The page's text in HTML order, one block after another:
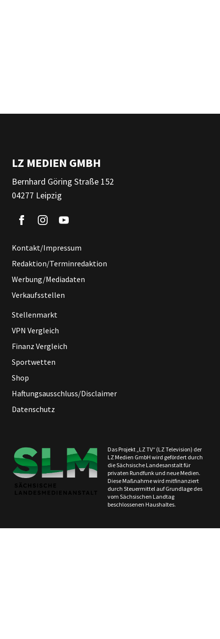
LZ MEDIEN GMBH
Bernhard Göring Straße 152
04277 Leipzig
Kontakt/Impressum
Redaktion/Terminredaktion
Werbung/Mediadaten
Verkaufsstellen
Stellenmarkt
VPN Vergleich
Finanz Vergleich
Sportwetten
Shop
Haftungsausschluss/Disclaimer
Datenschutz
Das Projekt „LZ TV“ (LZ Television) der
LZ Medien GmbH wird gefördert durch
die Sächsische Landesanstalt für
privaten Rundfunk und neue Medien.
Diese Maßnahme wird mitfinanziert
durch Steuermittel auf Grundlage des
vom Sächsischen Landtag
beschlossenen Haushaltes.